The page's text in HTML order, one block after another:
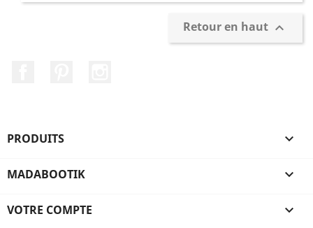
Retour en haut 
PRODUITS 
MADABOOTIK 
VOTRE COMPTE 